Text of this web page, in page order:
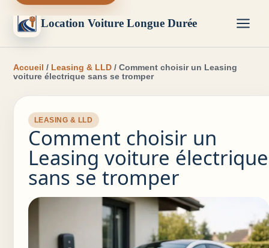
Location Voiture Longue Durée
Accueil / Leasing & LLD / Comment choisir un Leasing
voiture électrique sans se tromper
LEASING & LLD
Comment choisir un
Leasing voiture électrique
sans se tromper